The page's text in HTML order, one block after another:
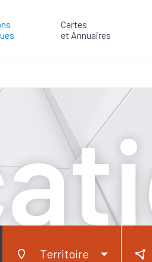
Cartes
et Annuaires
Territoire